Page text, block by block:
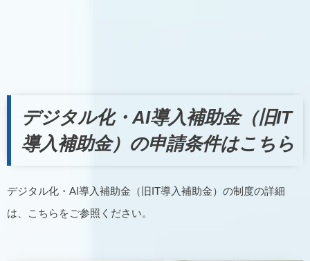
デジタル化・AI導入補助金（旧IT
導入補助金）の申請条件はこちら
デジタル化・AI導入補助金（旧IT導入補助金）の制度の詳細
は、こちらをご参照ください。